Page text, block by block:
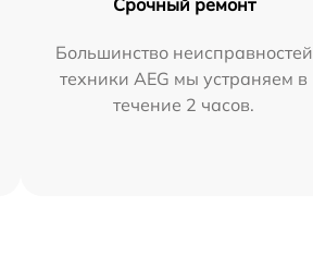
Срочный ремонт
Большинство неисправностей
техники AEG мы устраняем в
течение 2 часов.